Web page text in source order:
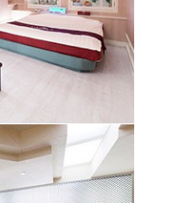
で楽しい気分にさ
間